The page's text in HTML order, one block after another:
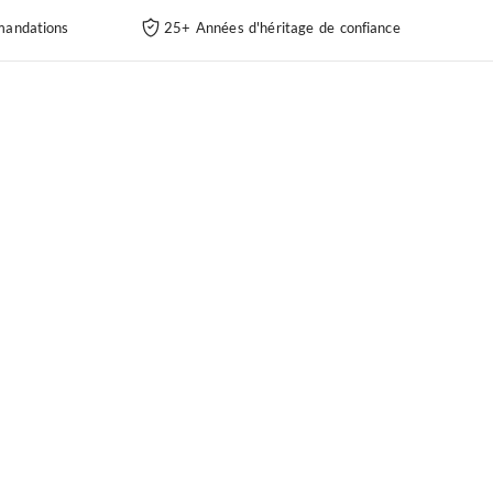
25+ Années d'héritage de confiance